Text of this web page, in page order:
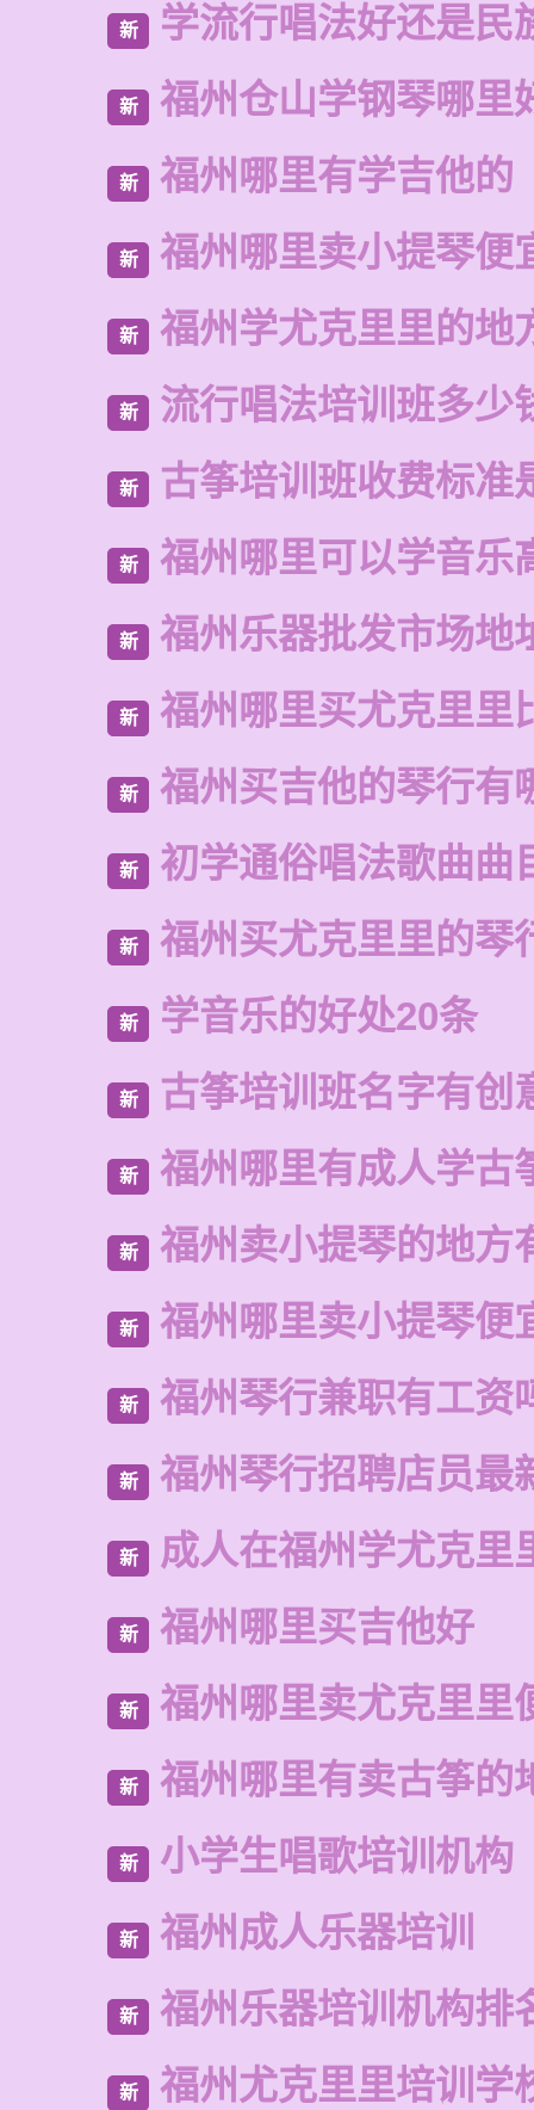
新 学流行唱法好还是民
新 福州仓山学钢琴哪里
新 福州哪里有学吉他的
新 福州哪里卖小提琴便
新 福州学尤克里里的地
新 流行唱法培训班多少
新 古筝培训班收费标准
新 福州哪里可以学音乐
新 福州乐器批发市场地
新 福州哪里买尤克里里
新 福州买吉他的琴行有
新 初学通俗唱法歌曲曲
新 福州买尤克里里的琴
新 学音乐的好处20条
新 古筝培训班名字有创
新 福州哪里有成人学古
新 福州卖小提琴的地方
新 福州哪里卖小提琴便
新 福州琴行兼职有工资
新 福州琴行招聘店员最
新 成人在福州学尤克里
新 福州哪里买吉他好
新 福州哪里卖尤克里里
新 福州哪里有卖古筝的
新 小学生唱歌培训机构
新 福州成人乐器培训
新 福州乐器培训机构排
新 福州尤克里里培训学